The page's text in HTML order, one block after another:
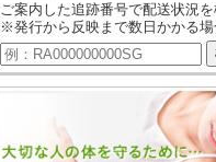
ご案内した追跡番号で配送状況を
※発行から反映まで数日かかる場